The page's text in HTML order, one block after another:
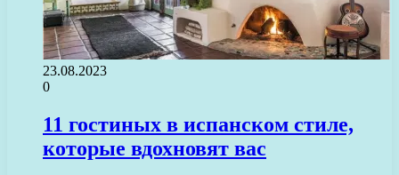
23.08.2023
0
11 гостиных в испанском стиле,
которые вдохновят вас